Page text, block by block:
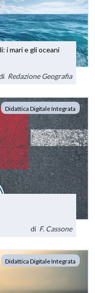
i mari e gli oceani
Redazione Geografia
Didattica Digitale Integrata
di F. Cassone
Didattica Digitale Integrata